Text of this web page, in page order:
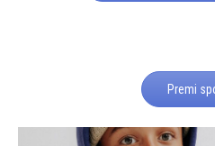
Premi